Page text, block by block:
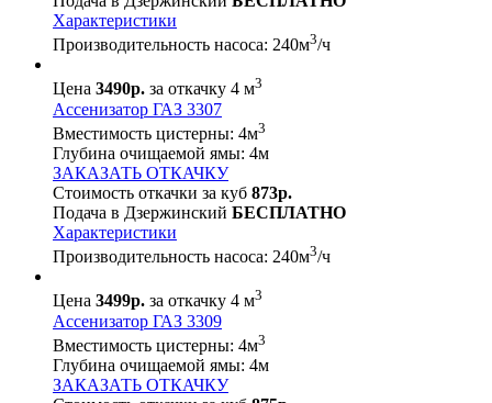
Характеристики
Производительность насоса: 240м3/ч
Цена 3490р. за откачку 4 м3
Ассенизатор ГАЗ 3307
Вместимость цистерны: 4м3
Глубина очищаемой ямы: 4м
ЗАКАЗАТЬ ОТКАЧКУ
Стоимость откачки за куб 873р.
Подача в Дзержинский БЕСПЛАТНО
Характеристики
Производительность насоса: 240м3/ч
Цена 3499р. за откачку 4 м3
Ассенизатор ГАЗ 3309
Вместимость цистерны: 4м3
Глубина очищаемой ямы: 4м
ЗАКАЗАТЬ ОТКАЧКУ